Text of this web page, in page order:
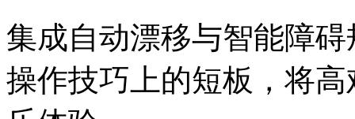
集成自动漂移与智能障
操作技巧上的短板，将